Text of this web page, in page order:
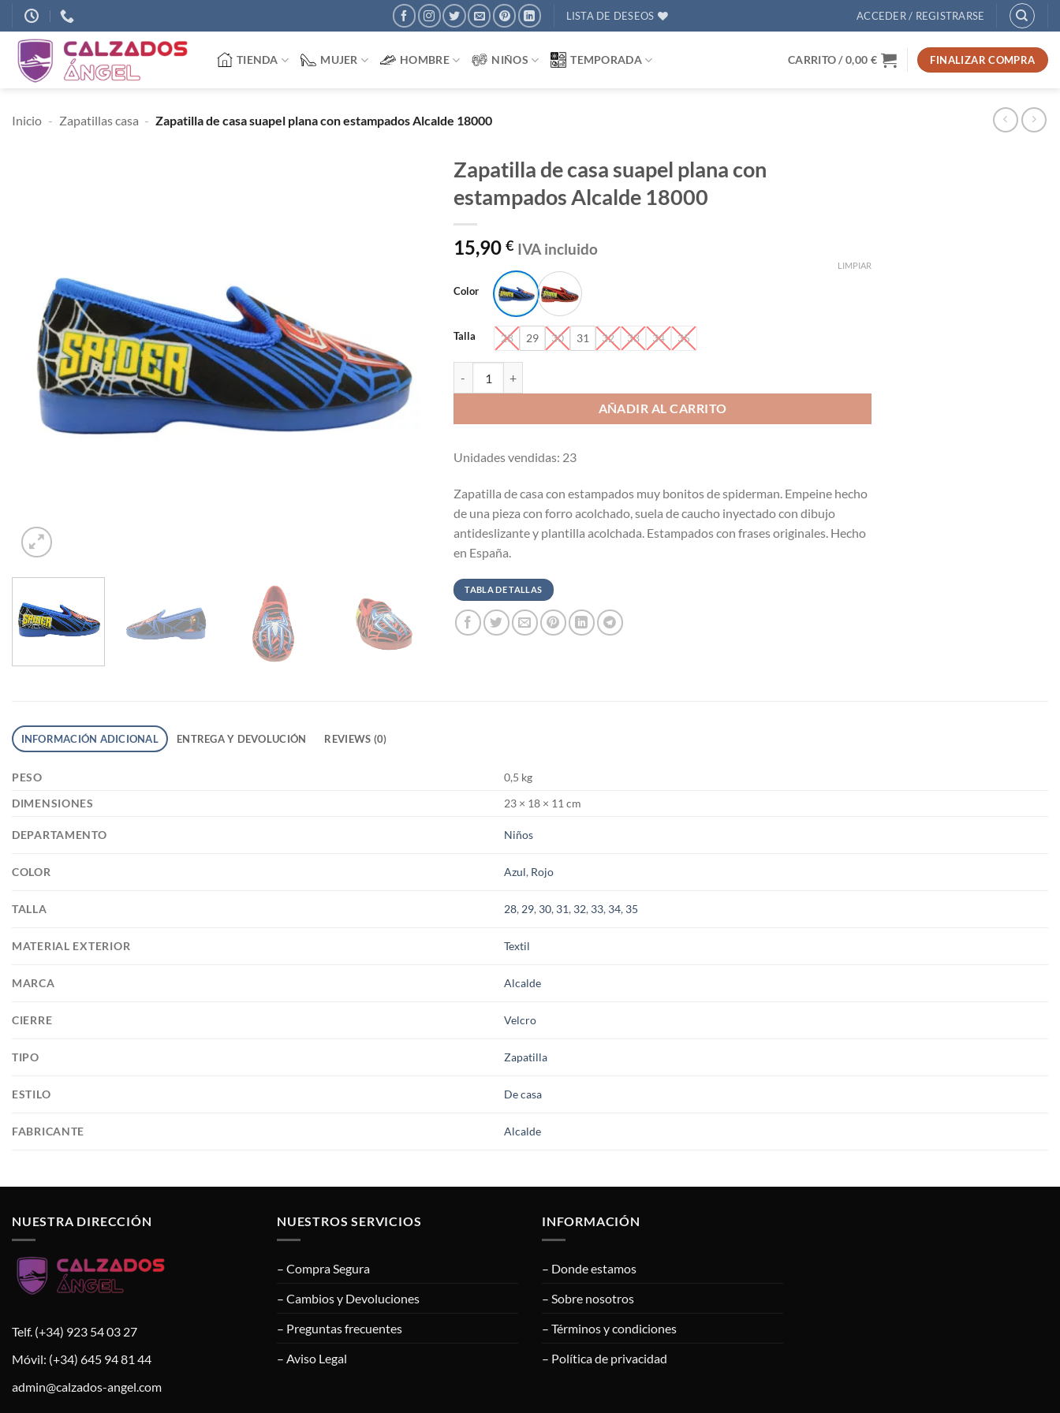
Saltar
al
contenido
LISTA DE DESEOS ACCEDER / REGISTRARSE
TIENDA MUJER HOMBRE NIÑOS TEMPORADA CARRITO /0,00 € FINALIZAR COMPRA
Inicio - Zapatillas casa - Zapatilla de casa suapel plana con estampados Alcalde 18000
Zapatilla de casa suapel plana con
estampados Alcalde 18000
15,90 € IVA incluido
Color
Talla 28 29 30 31 32 33 34 35
LIMPIAR
AÑADIR AL CARRITO
Unidades vendidas: 23
Zapatilla de casa con estampados muy bonitos de spiderman. Empeine hecho
de una pieza con forro acolchado, suela de caucho inyectado con dibujo
antideslizante y plantilla acolchada. Estampados con frases originales. Hecho
en España.
TABLA DE TALLAS
INFORMACIÓN ADICIONAL ENTREGA Y DEVOLUCIÓN REVIEWS (0)
PESO
0,5 kg
DIMENSIONES
23 × 18 × 11 cm
DEPARTAMENTO Niños
COLOR Azul, Rojo
TALLA 28, 29, 30, 31, 32, 33, 34, 35
MATERIAL EXTERIOR Textil
MARCA Alcalde
CIERRE Velcro
TIPO Zapatilla
ESTILO De casa
FABRICANTE Alcalde
NUESTRA DIRECCIÓN
Telf. (+34) 923 54 03 27
Móvil: (+34) 645 94 81 44
admin@calzados-angel.com
NUESTROS SERVICIOS
– Compra Segura
– Cambios y Devoluciones
– Preguntas frecuentes
– Aviso Legal
INFORMACIÓN
– Donde estamos
– Sobre nosotros
– Términos y condiciones
– Política de privacidad